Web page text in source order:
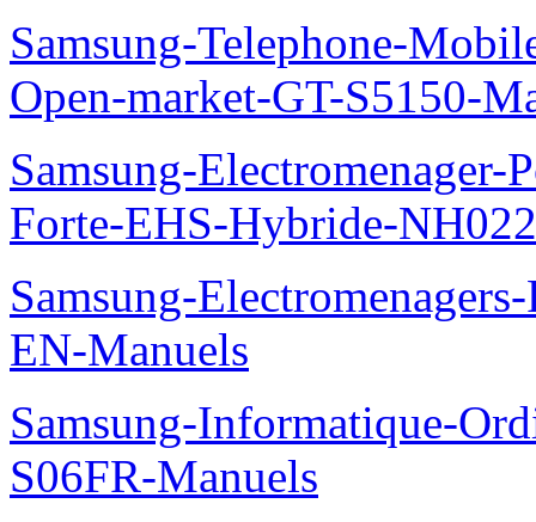
Samsung-Telephone-
Open-market-GT-S5150-
Samsung-
Forte-EHS-Hybride-
Samsung-
EN-Manuels
Samsung-Informatique-
S06FR-Manuels